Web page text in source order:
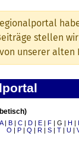
stellen
unserer alten